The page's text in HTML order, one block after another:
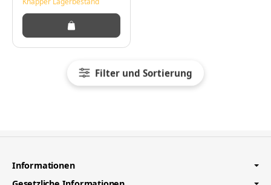
Filter und Sortierung
Informationen